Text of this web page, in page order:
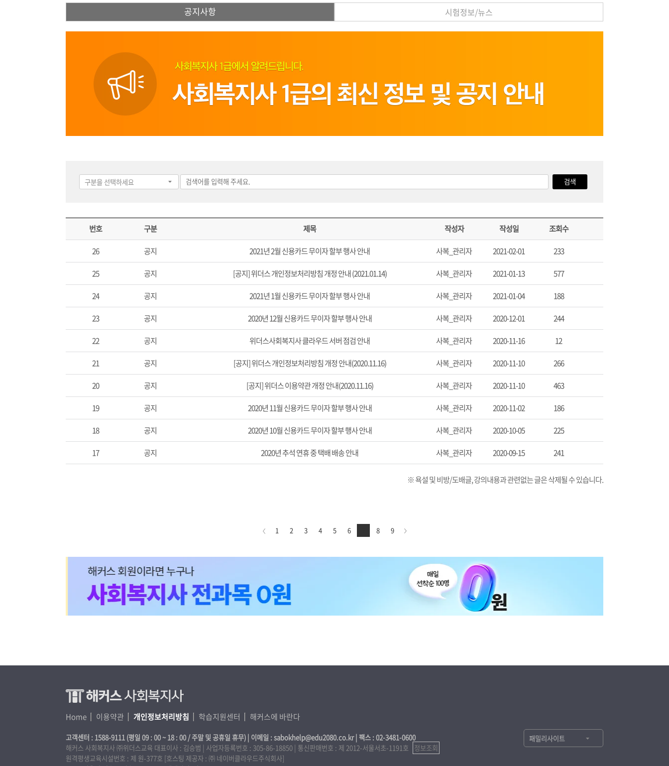
공지사항 시험정보/뉴스
번호 구분 제목 작성자 작성일 조회수
26 공지 2021년 2월 신용카드 무이자 할부 행사 안내 사복_관리자 2021-02-01 233
25 공지 [공지] 위더스 개인정보처리방침 개정 안내 (2021.01.14) 사복_관리자 2021-01-13 577
24 공지 2021년 1월 신용카드 무이자 할부 행사 안내 사복_관리자 2021-01-04 188
23 공지 2020년 12월 신용카드 무이자 할부 행사 안내 사복_관리자 2020-12-01 244
22 공지 위더스사회복지사 클라우드 서버 점검 안내 사복_관리자 2020-11-16 12
21 공지 [공지] 위더스 개인정보처리방침 개정 안내(2020.11.16) 사복_관리자 2020-11-10 266
20 공지 [공지] 위더스 이용약관 개정 안내(2020.11.16) 사복_관리자 2020-11-10 463
19 공지 2020년 11월 신용카드 무이자 할부 행사 안내 사복_관리자 2020-11-02 186
18 공지 2020년 10월 신용카드 무이자 할부 행사 안내 사복_관리자 2020-10-05 225
17 공지 2020년 추석 연휴 중 택배 배송 안내 사복_관리자 2020-09-15 241
※ 욕설 및 비방/도배글, 강의내용과 관련없는 글은 삭제될 수 있습니다.
1 2 3 4 5 6 8 9
Home 이용약관 개인정보처리방침 학습지원센터 해커스에 바란다
고객센터 : 1588-9111 (평일 09 : 00 ~ 18 : 00 / 주말 및 공휴일 휴무) | 이메일 : sabokhelp@edu2080.co.kr | 팩스 : 02-3481-0600
해커스 사회복지사 ㈜위더스교육 대표이사 : 김승범 | 사업자등록번호 : 305-86-18850 | 통신판매번호 : 제 2012-서울서초-1191호
정보조회
원격평생교육시설번호 : 제 원-377호 [호스팅 제공자 : ㈜ 네이버클라우드주식회사]